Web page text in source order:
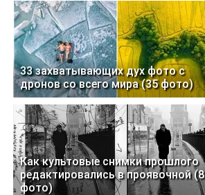
33 захватывающих дух фото с
дронов со всего мира (35 фото)
Как культовые снимки прошлого
редактировались в проявочной (8
фото)